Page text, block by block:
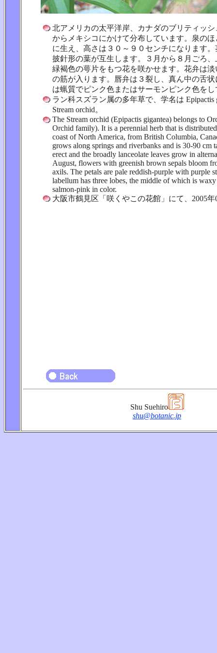
北アメリカの太平洋岸、カナダのブリティッ
からメキシコにかけて分布しています。泉の
に生え、高さは３０～９０センチになります
披針形の葉が互生します。３月から８月ごろ
緑褐色の萼片をもつ花を咲かせます。花弁は
の筋が入ります。唇弁は３裂し、真ん中の舌
は蝋質でピンク色またはサーモンピンク色を
ラン科スズラン属の多年草で、学名は Epipactis
Stream orchid。
The Stream orchid (Epipactis gigantea) belongs to
Orchid family). It is a perennial herb that is
coast of North America, from British Columbia,
grows along springs and riverbanks and is 30-90 cm
erect and the broadly lanceolate leaves grow in
August, flowers with greenish brown sepals bloom
axils. The petals are pale reddish-purple with purple
labellum has three lobes, the middle of which is
salmon-pink in color.
大阪市鶴見区「咲くやこの花館」にて、2005
Shu Suehiro
shu@botanic.jp